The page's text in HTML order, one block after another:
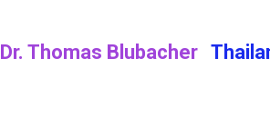
Dr. Thomas Blubacher